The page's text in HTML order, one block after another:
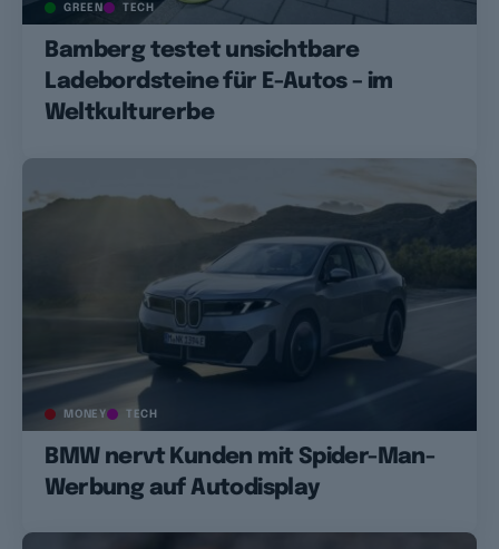
GREEN TECH
Bamberg testet unsichtbare
Ladebordsteine für E-Autos – im
Weltkulturerbe
MONEY TECH
BMW nervt Kunden mit Spider-Man-
Werbung auf Autodisplay